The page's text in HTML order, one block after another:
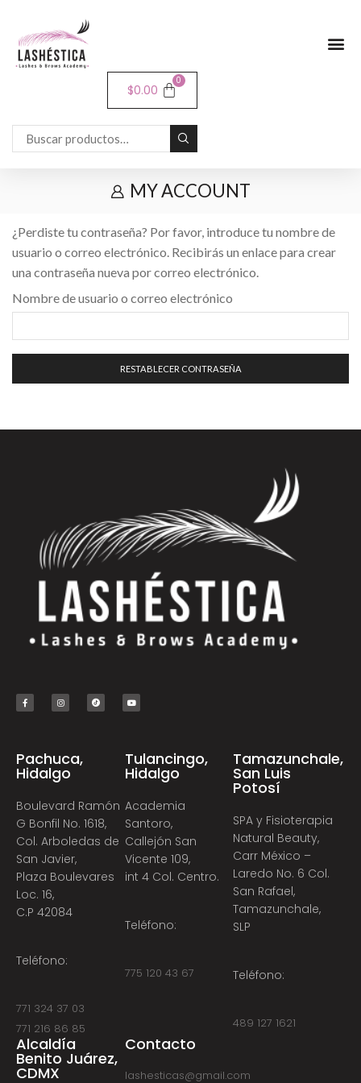
$0.00
0
MY ACCOUNT
¿Perdiste tu contraseña? Por favor, introduce tu nombre de
usuario o correo electrónico. Recibirás un enlace para crear
una contraseña nueva por correo electrónico.
Nombre de usuario o correo electrónico
RESTABLECER CONTRASEÑA
Pachuca,
Hidalgo
Boulevard Ramón
G Bonfil No. 1618,
Col. Arboledas de
San Javier,
Plaza Boulevares
Loc. 16,
C.P 42084
Teléfono:
771 324 37 03
771 216 86 85
Tulancingo,
Hidalgo
Academia
Santoro,
Callejón San
Vicente 109,
int 4 Col. Centro.
Teléfono:
775 120 43 67
Tamazunchale,
San Luis
Potosí
SPA y Fisioterapia
Natural Beauty,
Carr México –
Laredo No. 6 Col.
San Rafael,
Tamazunchale,
SLP
Teléfono:
489 127 1621
Alcaldía
Benito Juárez,
CDMX
Contacto
lashesticas@gmail.com